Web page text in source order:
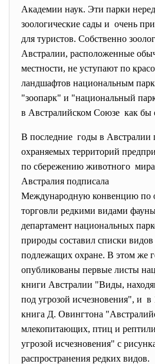
Академии наук. Эти парки
зоологические сады и очень
для туристов. Собственно
Австралии, расположенные
местности, не уступают по
ландшафтов национальным
"зоопарк" и "национальный
в Австралийском Союзе как бы
В последние годы в Австралии
охраняемых территорий
по сбережению животного
Австралия подписала
Международную конвенцию по
торговли редкими видами
департамент национальных
природы составил списки
подлежащих охране. В этом же
опубликованы первые листы
книги Австралии "Виды,
под угрозой исчезновения", и в
книга Д. Овингтона
млекопитающих, птиц и
угрозой исчезновения" с
распространения редких видов.